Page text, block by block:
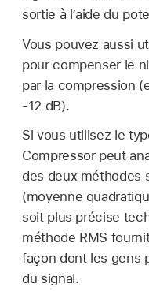
sortie à l’aide du
Vous pouvez aussi
pour compenser le
par la compression
-12 dB).
Si vous utilisez le
Compressor peut
des deux méthodes
(moyenne
soit plus précise
méthode RMS
façon dont les gens
du signal.